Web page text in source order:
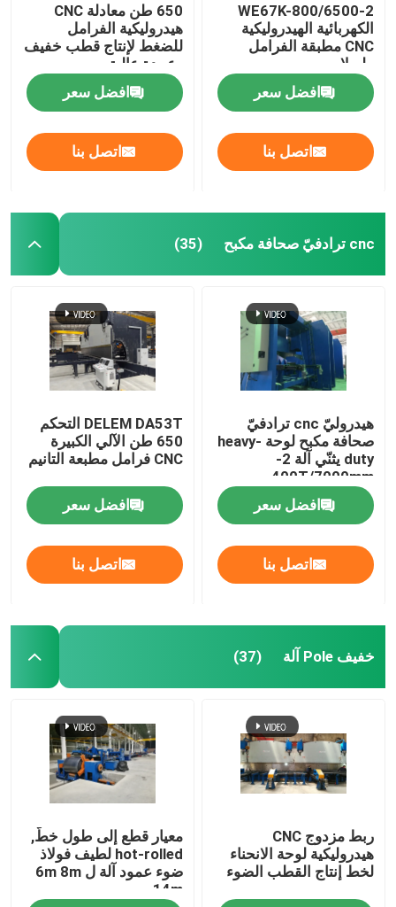
آلة لحام الروبوتية
تراجع الساخنة معدات الجلفنة
2-WE67K-800/6500
الكهربائية الهيدروليكية
CNC مطبقة الفرامل
طويلا
افضل سعر
اتصل بنا
650 طن معادلة CNC
هيدروليكية الفرامل
للضغط لإنتاج قطب خفيف
وعمدة عالية
افضل سعر
اتصل بنا
cnc ترادفيّ صحافة مكبح (35)
هيدروليّ cnc ترادفيّ
صحافة مكبح لوحة heavy-
duty يثنّي آلة 2-
400T/7000mm
افضل سعر
اتصل بنا
DELEM DA53T التحكم
650 طن الآلي الكبيرة
CNC فرامل مطبعة التانيم
افضل سعر
اتصل بنا
خفيف Pole آلة (37)
ربط مزدوج CNC
هيدروليكية لوحة الانحناء
لخط إنتاج القطب الضوء
معيار قطع إلى طول خطّ,
hot-rolled لطيف فولاذ
ضوء عمود آلة ل 6m 8m
14m